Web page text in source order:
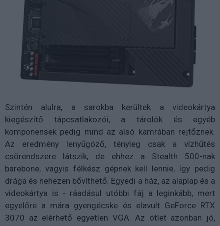
Szintén alulra, a sarokba kerültek a videokártya
kiegészítő tápcsatlakozói, a tárolók és egyéb
komponensek pedig mind az alsó kamrában rejtőznek.
Az eredmény lenyűgöző, tényleg csak a vízhűtés
csőrendszere látszik, de ehhez a Stealth 500-nak
barebone, vagyis félkész gépnek kell lennie, így pedig
drága és nehezen bővíthető. Egyedi a ház, az alaplap és a
videokártya is - ráadásul utóbbi fáj a leginkább, mert
egyelőre a mára gyengécske és elavult GeForce RTX
3070 az elérhető egyetlen VGA. Az ötlet azonban jó,